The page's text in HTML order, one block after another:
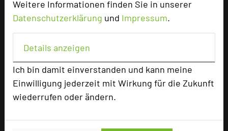
Weitere Informationen finden Sie in unserer
Datenschutzerklärung und Impressum.
Details anzeigen
Ich bin damit einverstanden und kann meine
Einwilligung jederzeit mit Wirkung für die Zukunft
wiederrufen oder ändern.